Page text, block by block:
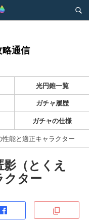
通信
光円錐一覧
ガチャ履歴
ガチャの仕様
性能と適正キャラクター
（とくえ
クター